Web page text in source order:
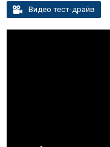
Видео тест-драйв